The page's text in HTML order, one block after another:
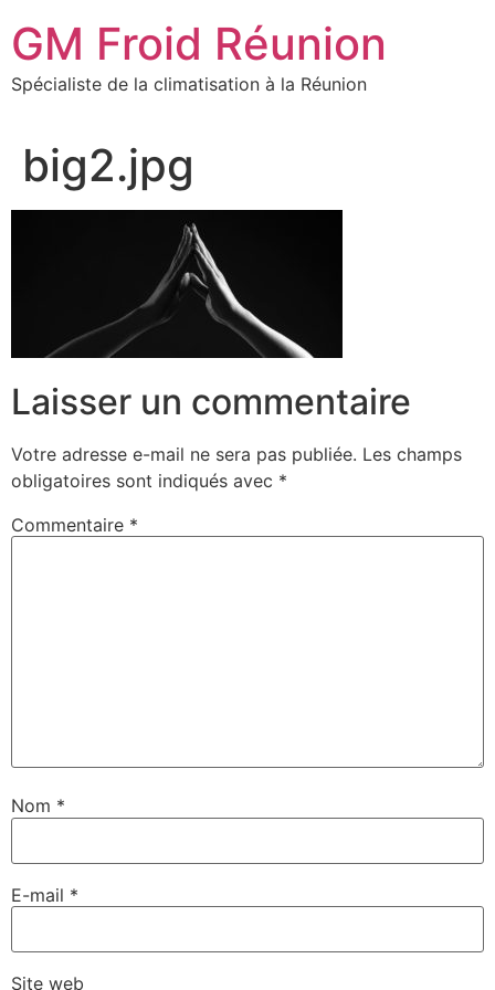
au
contenu
GM Froid Réunion
Spécialiste de la climatisation à la Réunion
big2.jpg
Laisser un commentaire
Votre adresse e-mail ne sera pas publiée. Les champs
obligatoires sont indiqués avec *
Commentaire *
Nom *
E-mail *
Site web